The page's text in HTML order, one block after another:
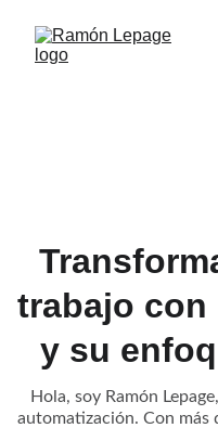
trabajo con
y su
Hola, soy Ramón
automatización. Con más